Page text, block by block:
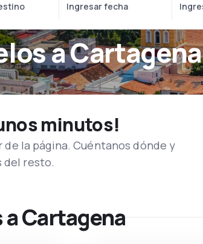
a Cartagena
minutos!
la página. Cuéntanos dónde y
del resto.
Cartagena